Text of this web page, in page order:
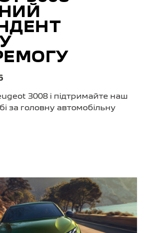
3008 і підтримайте наш
за головну автомобільну